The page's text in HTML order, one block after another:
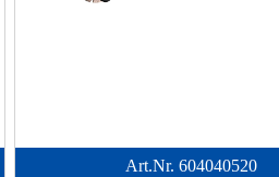
Art.Nr. 604040520